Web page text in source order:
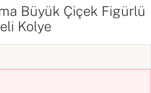
Büyük Çiçek Figürlü
Kolye